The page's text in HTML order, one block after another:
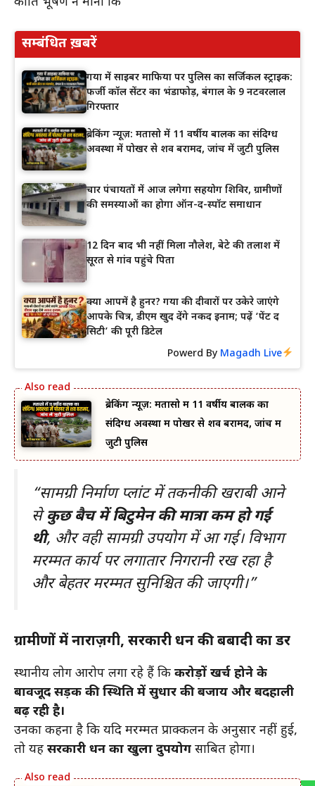
सम्बंधित ख़बरें
गया में साइबर माफिया पर पुलिस का सर्जिकल स्ट्राइक:
फर्जी कॉल सेंटर का भंडाफोड़, बंगाल के 9 नटवरलाल
गिरफ्तार
ब्रेकिंग न्यूज़: मतासो में 11 वर्षीय बालक का संदिग्ध
अवस्था में पोखर से शव बरामद, जांच में जुटी पुलिस
चार पंचायतों में आज लगेगा सहयोग शिविर, ग्रामीणों
की समस्याओं का होगा ऑन-द-स्पॉट समाधान
12 दिन बाद भी नहीं मिला नौलेश, बेटे की तलाश में
सूरत से गांव पहुंचे पिता
क्या आपमें है हुनर? गया की दीवारों पर उकेरे जाएंगे
आपके चित्र, डीएम खुद देंगे नकद इनाम; पढ़ें ‘पेंट द
सिटी’ की पूरी डिटेल
Powerd By Magadh Live
ब्रेकिंग न्यूज़: मतासो में 11 वर्षीय बालक का
संदिग्ध अवस्था में पोखर से शव बरामद, जांच में
जुटी पुलिस
“सामग्री निर्माण प्लांट में तकनीकी खराबी आने
सेकुछ बैच में बिटुमेन की मात्रा कम हो गई
थी, और वही सामग्री उपयोग में आ गई। विभाग
मरम्मत कार्य पर लगातार निगरानी रख रहा है
और बेहतर मरम्मत सुनिश्चित की जाएगी।”
ग्रामीणों में नाराज़गी, सरकारी धन की बर्बादी का डर
स्थानीय लोग आरोप लगा रहे हैं कि करोड़ों खर्च होने के
बावजूद सड़क की स्थिति में सुधार की बजाय और बदहाली
बढ़ रही है।
उनका कहना है कि यदि मरम्मत प्राक्कलन के अनुसार नहीं हुई,
तो यह सरकारी धन का खुला दुरुपयोग साबित होगा।